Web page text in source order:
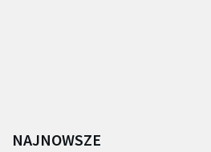
NAJNOWSZE